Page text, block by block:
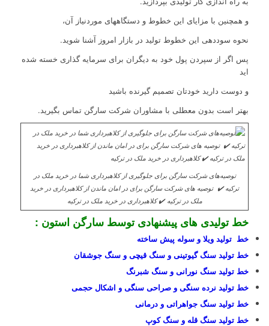
و همچنین با مزایای این خطوط و دستگاههای موردنیاز آن،
نحوه سوددهی این خطوط تولید در بازار امروز آشنا شوید.
پس اگر از سپردن پول خود به دیگران برای سرمایه گذاری خسته شده
اید
و دوست دارید خودتان تصمیم گیرنده باشید
بهتر است بدون معطلی با مشاوران شرکت سارگن تماس بگیرید.
توصیه‌های شرکت سارگن برای جلوگیری از کلاهبرداری شما در خرید ملک در
ترکیه ✔️ توصیه های شرکت سارگن برای در امان ماندن از کلاهبرداری در خرید
ملک در ترکیه ✔️ کلاهبرداری در خرید ملک در ترکیه
خط تولیدی های پیشنهادی توسط سارگن استون :
خط تولید ویلا و سوله پیش ساخته
خط تولید سنگ گیوتینی و سنگ قیچی و سنگ جوشقان
خط تولید سنگ نورانی و سنگ شبرنگ
خط تولید نرده سنگی و صراحی سنگی و اشکال حجمی
خط تولید سنگ جواهراتی و درمانی
خط تولید سنگ قله و سنگ کوپ